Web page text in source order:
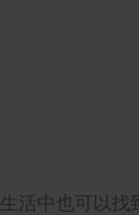
活中也可以找